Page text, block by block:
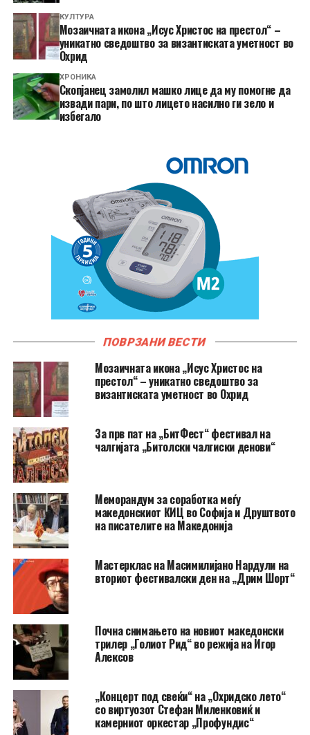
КУЛТУРА
Мозаичната икона „Исус Христос на престол“ –
уникатно сведоштво за византиската уметност во
Охрид
ХРОНИКА
Скопјанец замолил машко лице да му помогне да
извади пари, по што лицето насилно ги зело и
избегало
ПОВРЗАНИ ВЕСТИ
Мозаичната икона „Исус Христос на
престол“ – уникатно сведоштво за
византиската уметност во Охрид
За прв пат на „БитФест“ фестивал на
чалгијата „Битолски чалгиски денови“
Меморандум за соработка меѓу
македонскиот КИЦ во Софија и Друштвото
на писателите на Македонија
Мастерклас на Масимилијано Нардули на
вториот фестивалски ден на „Дрим Шорт“
Почна снимањето на новиот македонски
трилер „Голиот Рид“ во режија на Игор
Алексов
„Концерт под свеќи“ на „Охридско лето“
со виртуозот Стефан Миленковиќ и
камерниот оркестар „Профундис“